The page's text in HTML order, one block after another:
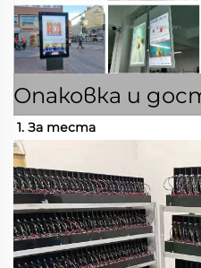
Опаковка и
1. За теста